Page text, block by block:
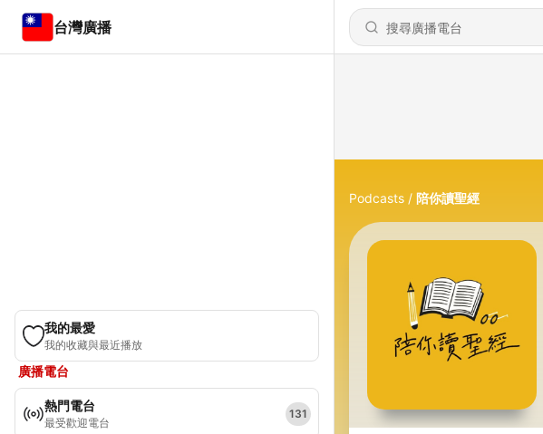
台灣廣播
我的最愛
我的收藏與最近播放
廣播電台
熱門電台
最受歡迎電台
131
Podcasts 陪你讀聖經